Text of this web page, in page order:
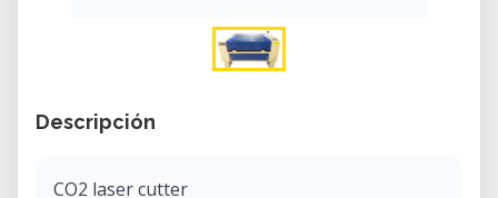
Descripción
CO2 laser cutter